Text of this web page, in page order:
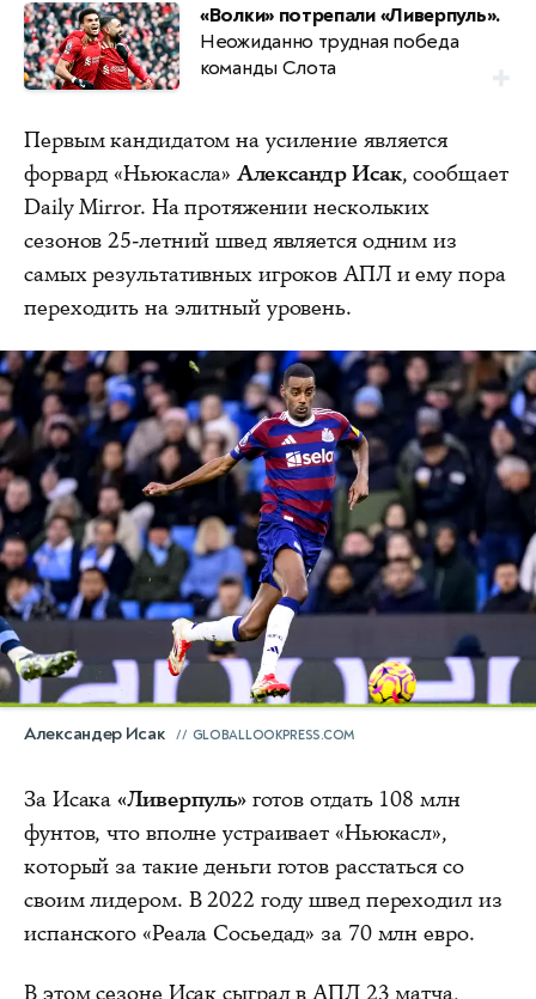
«Волки» потрепали «Ливерпуль».
Неожиданно трудная победа
команды Слота
Первым кандидатом на усиление является
форвард «Ньюкасла»Александр Исак, сообщает
Daily Mirror. На протяжении нескольких
сезонов 25-летний швед является одним из
самых результативных игроков АПЛ и ему пора
переходить на элитный уровень.
Александер Исак GLOBALLOOKPRESS.COM
За Исака«Ливерпуль»готов отдать 108 млн
фунтов, что вполне устраивает «Ньюкасл»,
который за такие деньги готов расстаться со
своим лидером. В 2022 году швед переходил из
испанского «Реала Сосьедад» за 70 млн евро.